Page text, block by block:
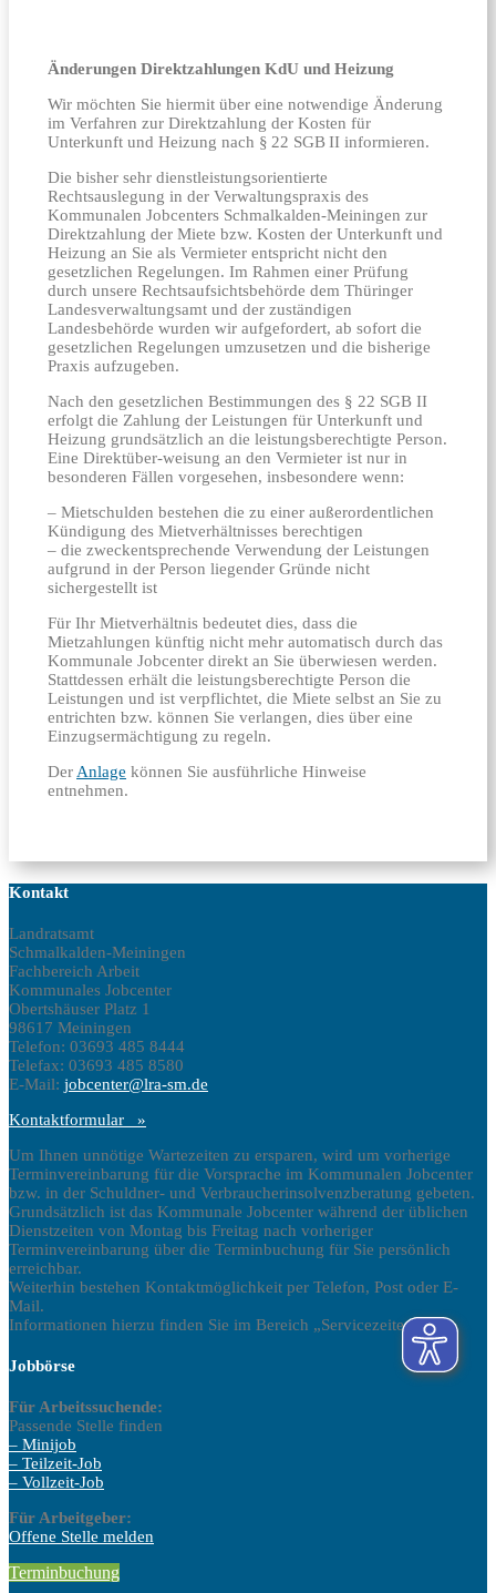
Änderungen Direktzahlungen KdU und Heizung
Wir möchten Sie hiermit über eine notwendige Änderung
im Verfahren zur Direktzahlung der Kosten für
Unterkunft und Heizung nach § 22 SGB II informieren.
Die bisher sehr dienstleistungsorientierte
Rechtsauslegung in der Verwaltungspraxis des
Kommunalen Jobcenters Schmalkalden-Meiningen zur
Direktzahlung der Miete bzw. Kosten der Unterkunft und
Heizung an Sie als Vermieter entspricht nicht den
gesetzlichen Regelungen. Im Rahmen einer Prüfung
durch unsere Rechtsaufsichtsbehörde dem Thüringer
Landesverwaltungsamt und der zuständigen
Landesbehörde wurden wir aufgefordert, ab sofort die
gesetzlichen Regelungen umzusetzen und die bisherige
Praxis aufzugeben.
Nach den gesetzlichen Bestimmungen des § 22 SGB II
erfolgt die Zahlung der Leistungen für Unterkunft und
Heizung grundsätzlich an die leistungsberechtigte Person.
Eine Direktüber-weisung an den Vermieter ist nur in
besonderen Fällen vorgesehen, insbesondere wenn:
– Mietschulden bestehen die zu einer außerordentlichen
Kündigung des Mietverhältnisses berechtigen
– die zweckentsprechende Verwendung der Leistungen
aufgrund in der Person liegender Gründe nicht
sichergestellt ist
Für Ihr Mietverhältnis bedeutet dies, dass die
Mietzahlungen künftig nicht mehr automatisch durch das
Kommunale Jobcenter direkt an Sie überwiesen werden.
Stattdessen erhält die leistungsberechtigte Person die
Leistungen und ist verpflichtet, die Miete selbst an Sie zu
entrichten bzw. können Sie verlangen, dies über eine
Einzugsermächtigung zu regeln.
Der Anlage können Sie ausführliche Hinweise
entnehmen.
Kontakt
Landratsamt
Schmalkalden-Meiningen
Fachbereich Arbeit
Kommunales Jobcenter
Obertshäuser Platz 1
98617 Meiningen
Telefon: 03693 485 8444
Telefax: 03693 485 8580
E-Mail: jobcenter@lra-sm.de
Kontaktformular »
Um Ihnen unnötige Wartezeiten zu ersparen, wird um vorherige
Terminvereinbarung für die Vorsprache im Kommunalen Jobcenter
bzw. in der Schuldner- und Verbraucherinsolvenzberatung gebeten.
Grundsätzlich ist das Kommunale Jobcenter während der üblichen
Dienstzeiten von Montag bis Freitag nach vorheriger
Terminvereinbarung über die Terminbuchung für Sie persönlich
erreichbar.
Weiterhin bestehen Kontaktmöglichkeit per Telefon, Post oder E-
Mail.
Informationen hierzu finden Sie im Bereich „Servicezeiten“.
Jobbörse
Für Arbeitssuchende:
Passende Stelle finden
– Minijob
– Teilzeit-Job
– Vollzeit-Job
Für Arbeitgeber:
Offene Stelle melden
Terminbuchung